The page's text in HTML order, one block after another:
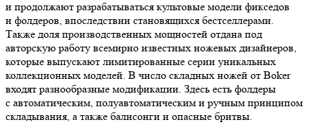
и продолжают разрабатываться культовые модели фикседов
и фолдеров, впоследствии становящихся бестселлерами.
Также доля производственных мощностей отдана под
авторскую работу всемирно известных ножевых дизайнеров,
которые выпускают лимитированные серии уникальных
коллекционных моделей. В число складных ножей от Boker
входят разнообразные модификации. Здесь есть фолдеры
с автоматическим, полуавтоматическим и ручным принципом
складывания, а также балисонги и опасные бритвы.